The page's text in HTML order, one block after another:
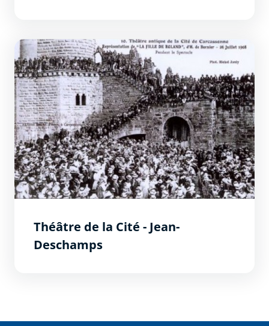
Théâtre de la Cité - Jean-Deschamps
Théâtre de la Cité - Jean-
Deschamps